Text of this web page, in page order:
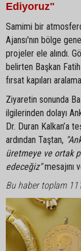
Ediyoruz"
Samimi bir
Ajansı'nın bölge
projeler ele alındı.
belirten Başkan
fırsat kapıları
Ziyaretin sonunda
ilgilerinden dolayı
Dr. Duran Kalkan’a
ardından Taştan,
üretmeye ve ortak
edeceğiz"mesajını
Bu haber toplam